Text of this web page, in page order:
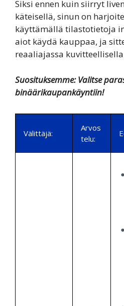
Siksi ennen kuin siirryt
käteisellä, sinun on
käyttämällä tilastotietoja
aiot käydä kauppaa, ja
reaaliajassa
Suosituksemme: Valitse
binäärikaupankäyntiin!
Välittäjä:
Arvos
telu: